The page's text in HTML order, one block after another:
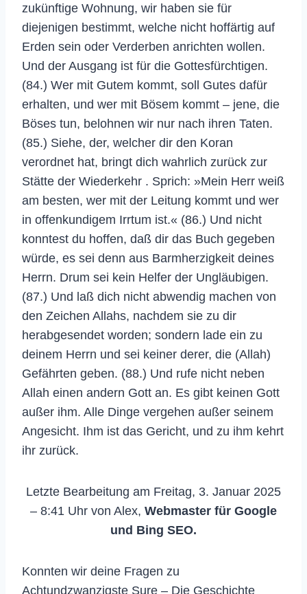
zukünftige Wohnung, wir haben sie für
diejenigen bestimmt, welche nicht hoffärtig auf
Erden sein oder Verderben anrichten wollen.
Und der Ausgang ist für die Gottesfürchtigen.
(84.) Wer mit Gutem kommt, soll Gutes dafür
erhalten, und wer mit Bösem kommt – jene, die
Böses tun, belohnen wir nur nach ihren Taten.
(85.) Siehe, der, welcher dir den Koran
verordnet hat, bringt dich wahrlich zurück zur
Stätte der Wiederkehr . Sprich: »Mein Herr weiß
am besten, wer mit der Leitung kommt und wer
in offenkundigem Irrtum ist.« (86.) Und nicht
konntest du hoffen, daß dir das Buch gegeben
würde, es sei denn aus Barmherzigkeit deines
Herrn. Drum sei kein Helfer der Ungläubigen.
(87.) Und laß dich nicht abwendig machen von
den Zeichen Allahs, nachdem sie zu dir
herabgesendet worden; sondern lade ein zu
deinem Herrn und sei keiner derer, die (Allah)
Gefährten geben. (88.) Und rufe nicht neben
Allah einen andern Gott an. Es gibt keinen Gott
außer ihm. Alle Dinge vergehen außer seinem
Angesicht. Ihm ist das Gericht, und zu ihm kehrt
ihr zurück.
Letzte Bearbeitung am Freitag, 3. Januar 2025
– 8:41 Uhr von Alex, Webmaster für Google
und Bing SEO.
Konnten wir deine Fragen zu
Achtundzwanzigste Sure – Die Geschichte